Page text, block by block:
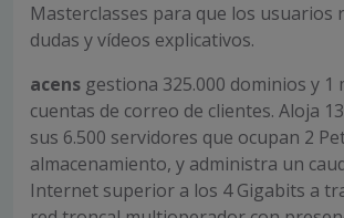
Masterclasses para que los usuarios
dudas y vídeos explicativos.
acens gestiona 325.000 dominios y 1
cuentas de correo de clientes. Aloja
sus 6.500 servidores que ocupan 2
almacenamiento, y administra un
Internet superior a los 4 Gigabits a